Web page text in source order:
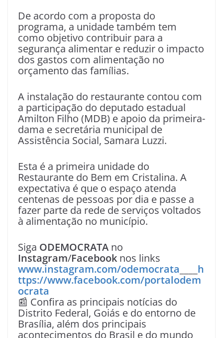
De acordo com a proposta do
programa, a unidade também tem
como objetivo contribuir para a
segurança alimentar e reduzir o impacto
dos gastos com alimentação no
orçamento das famílias.
A instalação do restaurante contou com
a participação do deputado estadual
Amilton Filho (MDB) e apoio da primeira-
dama e secretária municipal de
Assistência Social, Samara Luzzi.
Esta é a primeira unidade do
Restaurante do Bem em Cristalina. A
expectativa é que o espaço atenda
centenas de pessoas por dia e passe a
fazer parte da rede de serviços voltados
à alimentação no município.
Siga ODEMOCRATA no
Instagram/Facebook nos links
www.instagram.com/odemocrata
h
ttps://www.facebook.com/portalodem
ocrata
📰 Confira as principais notícias do
Distrito Federal, Goiás e do entorno de
Brasília, além dos principais
acontecimentos do Brasil e do mundo